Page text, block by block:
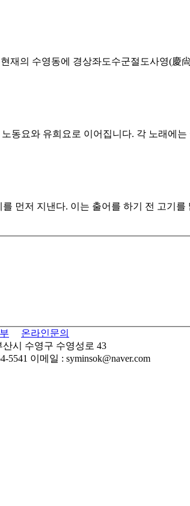
재의 수영동에 경상좌도수군절도사영(
동요와 유희요로 이어집니다. 각 노래에
먼저 지낸다. 이는 출어를 하기 전 고기
온라인문의
산시 수영구 수영성로 43
5541 이메일 : syminsok@naver.com